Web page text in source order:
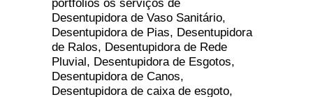
portfólios os serviços de
Desentupidora de Vaso Sanitário,
Desentupidora de Pias, Desentupidora
de Ralos, Desentupidora de Rede
Pluvial, Desentupidora de Esgotos,
Desentupidora de Canos,
Desentupidora de caixa de esgoto,